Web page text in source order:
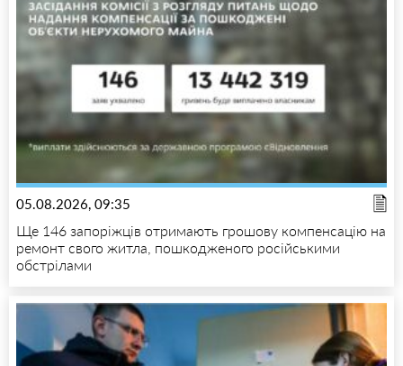
05.08.2026, 09:35
Ще 146 запоріжців отримають грошову компенсацію на
ремонт свого житла, пошкодженого російськими
обстрілами